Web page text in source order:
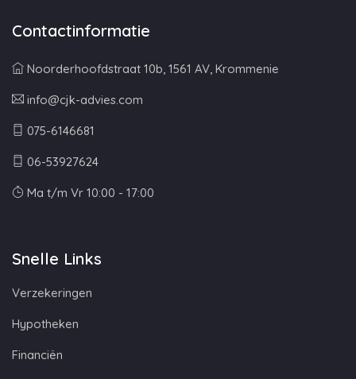
Contactinformatie
Noorderhoofdstraat 10b, 1561 AV, Krommenie
info@cjk-advies.com
075-6146681
06-53927624
Ma t/m Vr 10:00 - 17:00
Snelle Links
Verzekeringen
Hypotheken
Financiën